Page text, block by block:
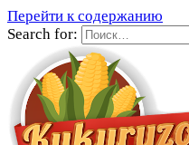
Перейти к содержанию
Search for: